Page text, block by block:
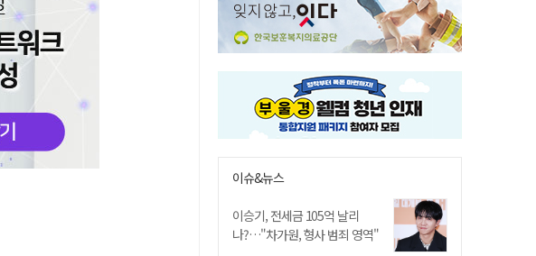
이슈&뉴스
이승기, 전세금 105억 날리
나?…"차가원, 형사 범죄 영역"